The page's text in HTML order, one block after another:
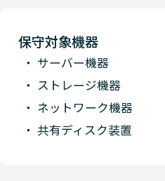
保守対象機器
サーバー機器
ストレージ機器
ネットワーク機器
共有ディスク装置